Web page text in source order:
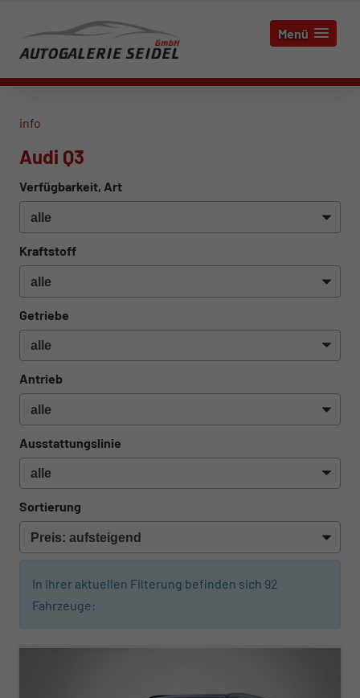
Menü
info
Audi Q3
Verfügbarkeit, Art
Kraftstoff
Getriebe
Antrieb
Ausstattungslinie
Sortierung
In Ihrer aktuellen Filterung befinden sich 92
Fahrzeuge:
ab 494,– € mtl.